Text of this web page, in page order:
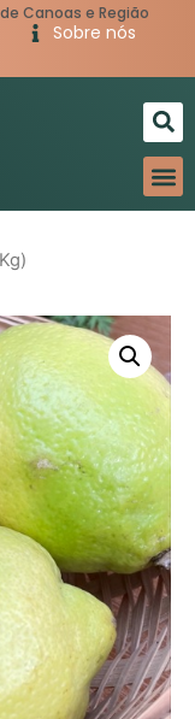
Canoas e Região
Sobre nós